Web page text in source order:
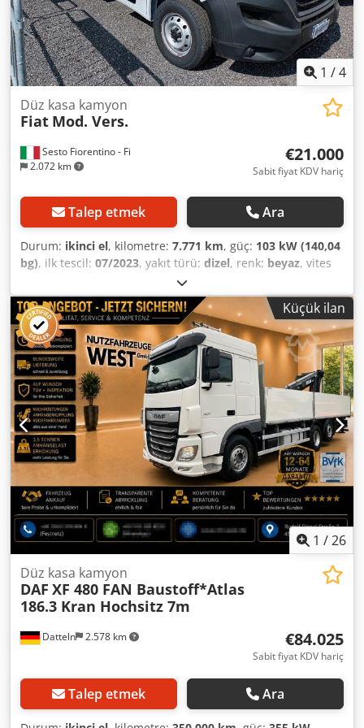
1 /4
Sesto Fiorentino - Fi
2.072 km
Düz kasa kamyon
Fiat Mod. Vers.
€21.000
Sabit fiyat KDV hariç
Talep etmek Ara
Durum: ikinci el, kilometre: 7.771 km, güç: 103 kW (140,04
bg), ilk tescil: 07/2023, yakıt türü: dizel, renk: beyaz, vites
, Renk: Beyaz, TİCARİ ARAÇLAR Fiat Ducato
35, Sabit kasalı model. RENK: BEYAZ, YIL: 2023-07,
KİLOMETRE: 7.771, AZAMİ YÜK: 3.500, SİLİNDİR HACMİ:
2.184, Euro 6, YAKIT TİPİ: DİZEL. Dodpfxozrp Sde Ahkokr
Küçük ilan
1 /26
Datteln 2.578 km
Düz kasa kamyon
DAF XF 480 FAN Baustoff*Atlas
186.3 Kran Hochsitz 7m
€84.025
Sabit fiyat KDV hariç
Talep etmek Ara